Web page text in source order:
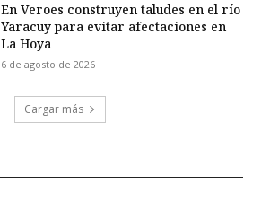
En Veroes construyen taludes en el río
Yaracuy para evitar afectaciones en
La Hoya
6 de agosto de 2026
Cargar más